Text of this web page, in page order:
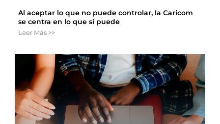
Al aceptar lo que no puede controlar, la Caricom
se centra en lo que sí puede
Leer Más >>